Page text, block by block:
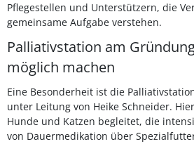
Pflegestellen und Unterstützern, die
gemeinsame Aufgabe verstehen.
Palliativstation am
möglich machen
Eine Besonderheit ist die
unter Leitung von Heike Schneider.
Hunde und Katzen begleitet, die
von Dauermedikation über